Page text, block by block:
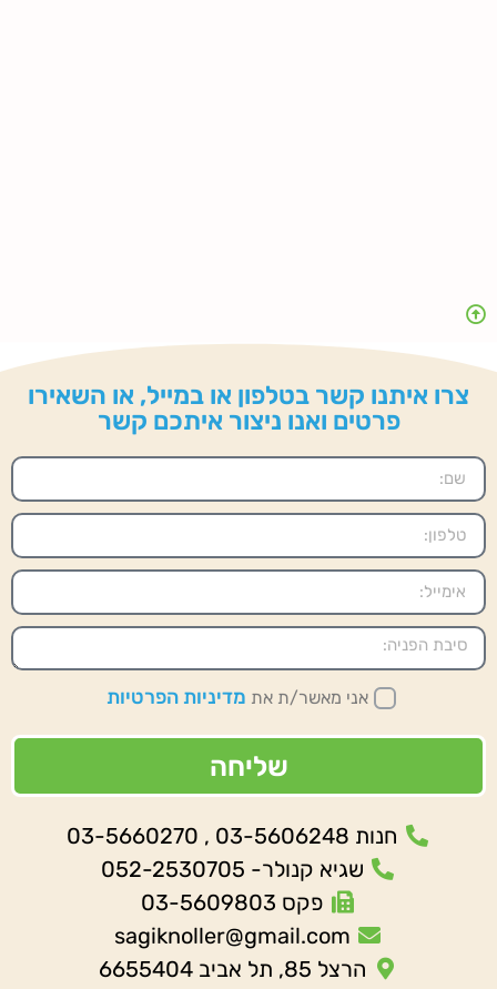
צרו איתנו קשר בטלפון או במייל, או השאירו
פרטים ואנו ניצור איתכם קשר
אני מאשר/ת את מדיניות הפרטיות
שליחה
חנות 03-5606248 , 03-5660270
שגיא קנולר- 052-2530705
פקס 03-5609803
sagiknoller@gmail.com
הרצל 85, תל אביב 6655404